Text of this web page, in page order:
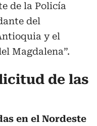
de la Policía
del
y el
Magdalena”.
de las
en el Nordeste